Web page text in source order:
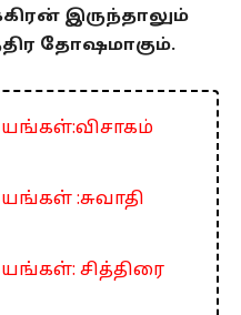
இருந்தாலும்
தோஷமாகும்.
:சுவாதி
சித்திரை